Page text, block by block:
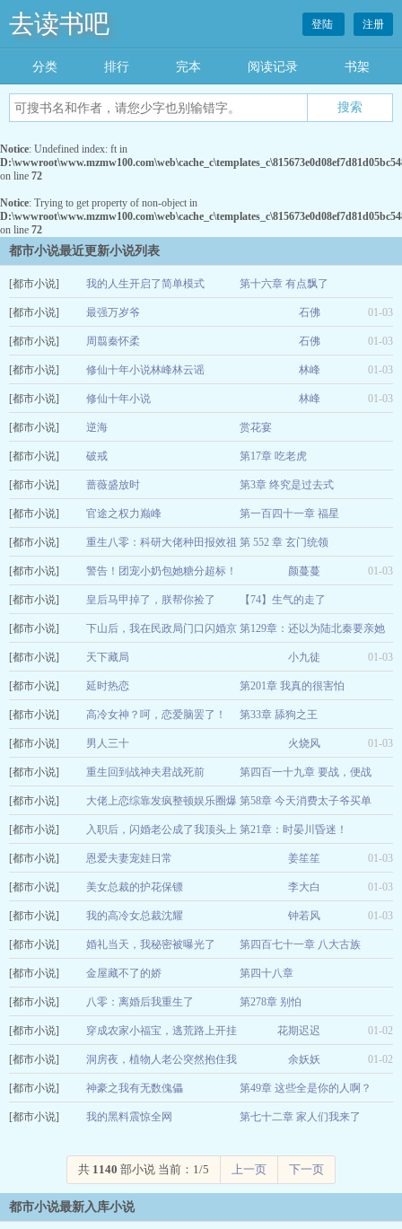
去读书吧 登陆 注册
分类 排行 完本 阅读记录 书架
Notice: Undefined index: ft in
on line 72
Notice: Trying to get property of non-object in
on line 72
都市小说最近更新小说列表
[都市小说] 我的人生开启了简单模式 第十六章 有点飘了
百分之七 01-03
[都市小说] 最强万岁爷 石佛 01-03
[都市小说] 周翦秦怀柔 石佛 01-03
[都市小说] 修仙十年小说林峰林云谣 林峰 01-03
[都市小说] 修仙十年小说 林峰 01-03
[都市小说] 逆海 赏花宴
山山来池
[都市小说] 破戒 第17章 吃老虎
丁达尔
[都市小说] 蔷薇盛放时 第3章 终究是过去式
温昶
[都市小说] 官途之权力巅峰 第一百四十一章 福星
北方巨兽
[都市小说] 重生八零：科研大佬种田报效祖
国
第 552 章 玄门统领
七初九 01-03
[都市小说] 警告！团宠小奶包她糖分超标！ 颜蔓蔓 01-03
[都市小说] 皇后马甲掉了，朕帮你捡了 【74】生气的走了
等风的雨儿 01-03
[都市小说] 下山后，我在民政局门口闪婚京
圈太子爷
第129章：还以为陆北秦要亲她
一枕春酲 01-03
[都市小说] 天下藏局 小九徒 01-03
[都市小说] 延时热恋 第201章 我真的很害怕
陆方之
[都市小说] 高冷女神？呵，恋爱脑罢了！ 第33章 舔狗之王
橘猫不开车 01-03
[都市小说] 男人三十 火烧风 01-03
[都市小说] 重生回到战神夫君战死前 第四百一十九章 要战，便战
红妆为君画 01-03
[都市小说] 大佬上恋综靠发疯整顿娱乐圈爆
红
第58章 今天消费太子爷买单
金婆娘
[都市小说] 入职后，闪婚老公成了我顶头上
司
第21章：时晏川昏迷！
金满罐 01-03
[都市小说] 恩爱夫妻宠娃日常 姜笙笙 01-03
[都市小说] 美女总裁的护花保镖 李大白 01-03
[都市小说] 我的高冷女总裁沈耀 钟若风 01-03
[都市小说] 婚礼当天，我秘密被曝光了 第四百七十一章 八大古族
茄仙
[都市小说] 金屋藏不了的娇 第四十八章
若木有余
[都市小说] 八零：离婚后我重生了 第278章 别怕
箫九六 01-03
[都市小说] 穿成农家小福宝，逃荒路上开挂
了
花期迟迟 01-02
[都市小说] 洞房夜，植物人老公突然抱住我
冷如初
余妖妖 01-02
[都市小说] 神豪之我有无数傀儡 第49章 这些全是你的人啊？
沙发一号
[都市小说] 我的黑料震惊全网 第七十二章 家人们我来了
共 1140 部小说 当前：1/5 上一页 下一页
都市小说最新入库小说